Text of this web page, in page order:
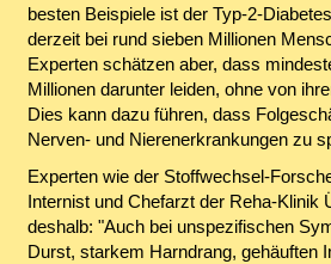
besten Beispiele ist der Typ-2-
derzeit bei rund sieben Millionen
Experten schätzen aber, dass
Millionen darunter leiden, ohne von
Dies kann dazu führen, dass
Nerven- und Nierenerkrankungen zu
Experten wie der Stoffwechsel-
Internist und Chefarzt der Reha-Klinik
deshalb: "Auch bei unspezifischen
Durst, starkem Harndrang, gehäuften